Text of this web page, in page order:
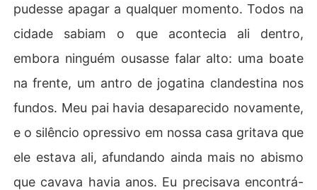
pudesse apagar a qualquer momento. Todos na
cidade sabiam o que acontecia ali dentro,
embora ninguém ousasse falar alto: uma boate
na frente, um antro de jogatina clandestina nos
fundos. Meu pai havia desaparecido novamente,
e o silêncio opressivo em nossa casa gritava que
ele estava ali, afundando ainda mais no abismo
que cavava havia anos. Eu precisava encontrá-